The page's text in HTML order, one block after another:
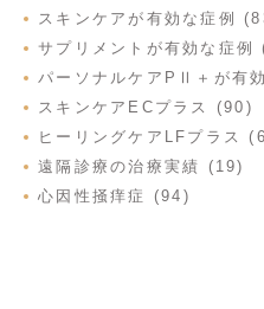
スキンケアが有効な症例
サプリメントが有効な症例
パーソナルケアPⅡ＋が有
スキンケアECプラス (90)
ヒーリングケアLFプラス
遠隔診療の治療実績 (19)
心因性掻痒症 (94)